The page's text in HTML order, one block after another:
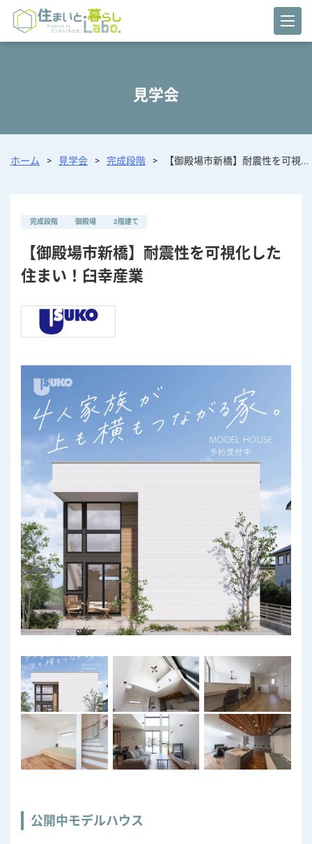
見学会
ホーム > 見学会 > 完成段階 > 【御殿場市新橋】耐震性を可視...
完成段階 御殿場 2階建て
【御殿場市新橋】耐震性を可視化した
住まい！臼幸産業
公開中モデルハウス